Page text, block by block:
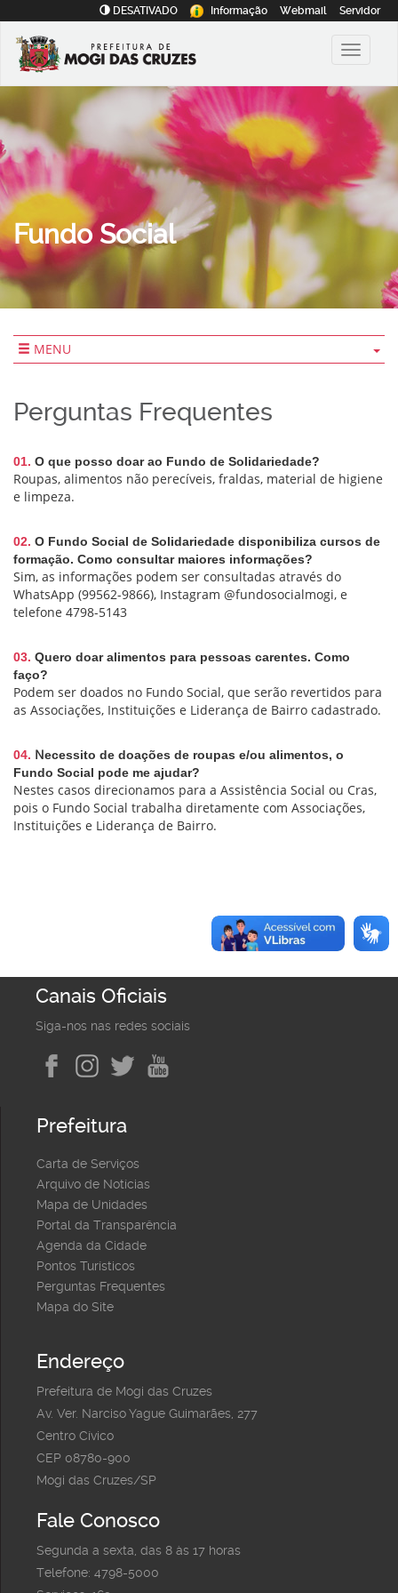
DESATIVADO Informação Webmail Servidor
Fundo Social
MENU
Perguntas Frequentes
01. O que posso doar ao Fundo de Solidariedade?
Roupas, alimentos não perecíveis, fraldas, material de higiene
e limpeza.
02. O Fundo Social de Solidariedade disponibiliza cursos de
formação. Como consultar maiores informações?
Sim, as informações podem ser consultadas através do
WhatsApp (99562-9866), Instagram @fundosocialmogi, e
telefone 4798-5143
03. Quero doar alimentos para pessoas carentes. Como
faço?
Podem ser doados no Fundo Social, que serão revertidos para
as Associações, Instituições e Liderança de Bairro cadastrado.
04. Necessito de doações de roupas e/ou alimentos, o
Fundo Social pode me ajudar?
Nestes casos direcionamos para a Assistência Social ou Cras,
pois o Fundo Social trabalha diretamente com Associações,
Instituições e Liderança de Bairro.
Canais Oficiais
Siga-nos nas redes sociais
Prefeitura
Carta de Serviços
Arquivo de Notícias
Mapa de Unidades
Portal da Transparência
Agenda da Cidade
Pontos Turísticos
Perguntas Frequentes
Mapa do Site
Endereço
Prefeitura de Mogi das Cruzes
Av. Ver. Narciso Yague Guimarães, 277
Centro Cívico
CEP 08780-900
Mogi das Cruzes/SP
Fale Conosco
Segunda a sexta, das 8 às 17 horas
Telefone: 4798-5000